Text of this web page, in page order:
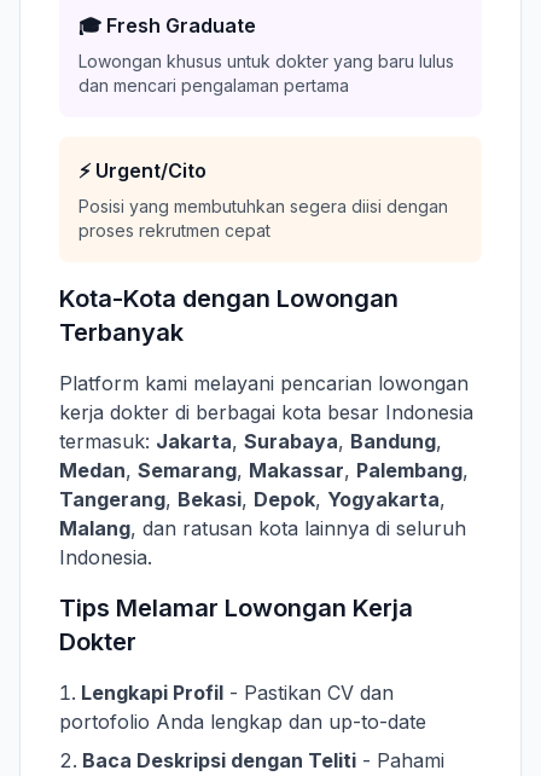
🎓 Fresh Graduate
Lowongan khusus untuk dokter yang baru lulus
dan mencari pengalaman pertama
⚡ Urgent/Cito
Posisi yang membutuhkan segera diisi dengan
proses rekrutmen cepat
Kota-Kota dengan Lowongan
Terbanyak
Platform kami melayani pencarian lowongan
kerja dokter di berbagai kota besar Indonesia
termasuk: Jakarta, Surabaya, Bandung,
Medan, Semarang, Makassar, Palembang,
Tangerang, Bekasi, Depok, Yogyakarta,
Malang, dan ratusan kota lainnya di seluruh
Indonesia.
Tips Melamar Lowongan Kerja
Dokter
Lengkapi Profil - Pastikan CV dan
portofolio Anda lengkap dan up-to-date
Baca Deskripsi dengan Teliti - Pahami